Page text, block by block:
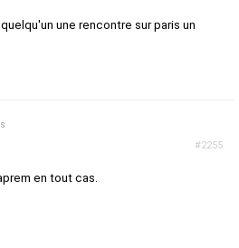
une rencontre sur paris un
#2255
en tout cas.